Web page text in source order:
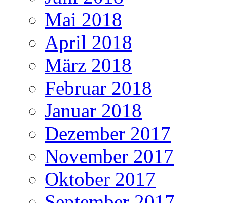
Mai 2018
April 2018
März 2018
Februar 2018
Januar 2018
Dezember 2017
November 2017
Oktober 2017